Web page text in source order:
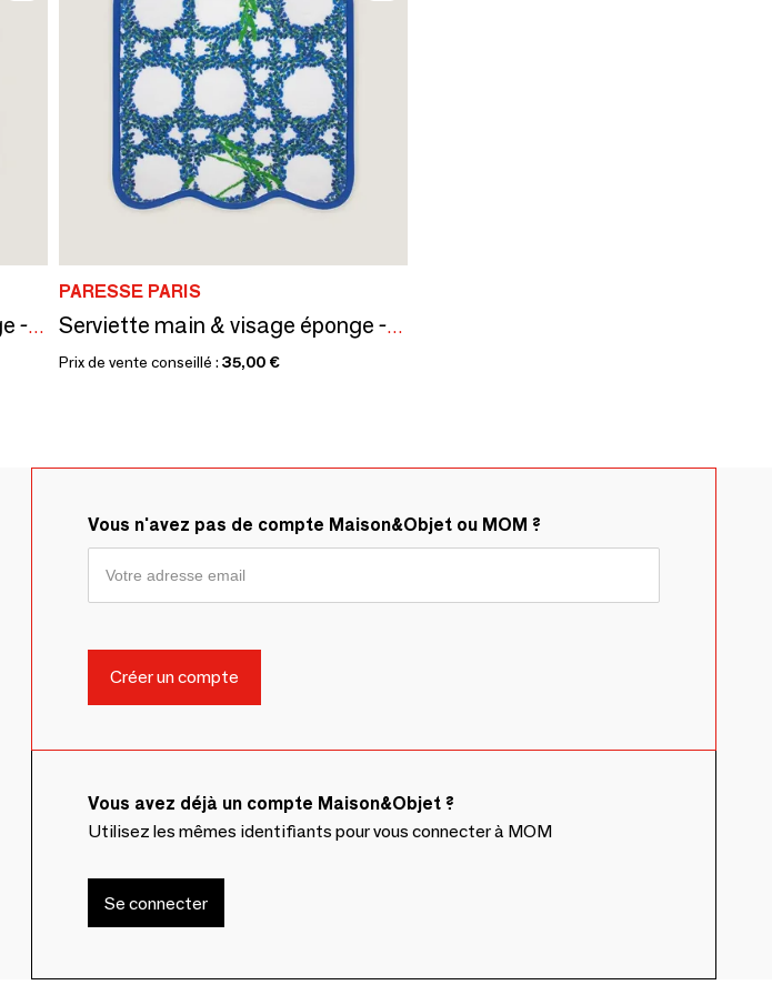
Serviette main & visage éponge - Or Mimosa
PARESSE PARIS
Serviette main & visage éponge - Lavande Céleste
Prix de vente conseillé : 35,00 €
Vous n'avez pas de compte Maison&Objet ou MOM ?
Vous avez déjà un compte Maison&Objet ?
Utilisez les mêmes identifiants pour vous connecter à MOM
Se connecter